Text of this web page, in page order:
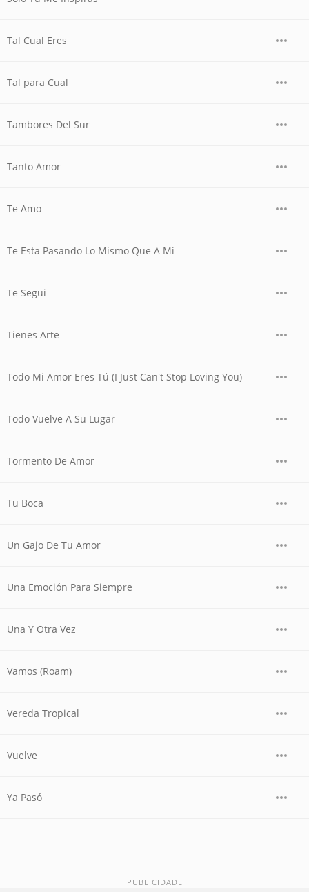
Tal Cual Eres
Tal para Cual
Tambores Del Sur
Tanto Amor
Te Amo
Te Esta Pasando Lo Mismo Que A Mi
Te Segui
Tienes Arte
Todo Mi Amor Eres Tú (I Just Can't Stop Loving You)
Todo Vuelve A Su Lugar
Tormento De Amor
Tu Boca
Un Gajo De Tu Amor
Una Emoción Para Siempre
Una Y Otra Vez
Vamos (Roam)
Vereda Tropical
Vuelve
Ya Pasó